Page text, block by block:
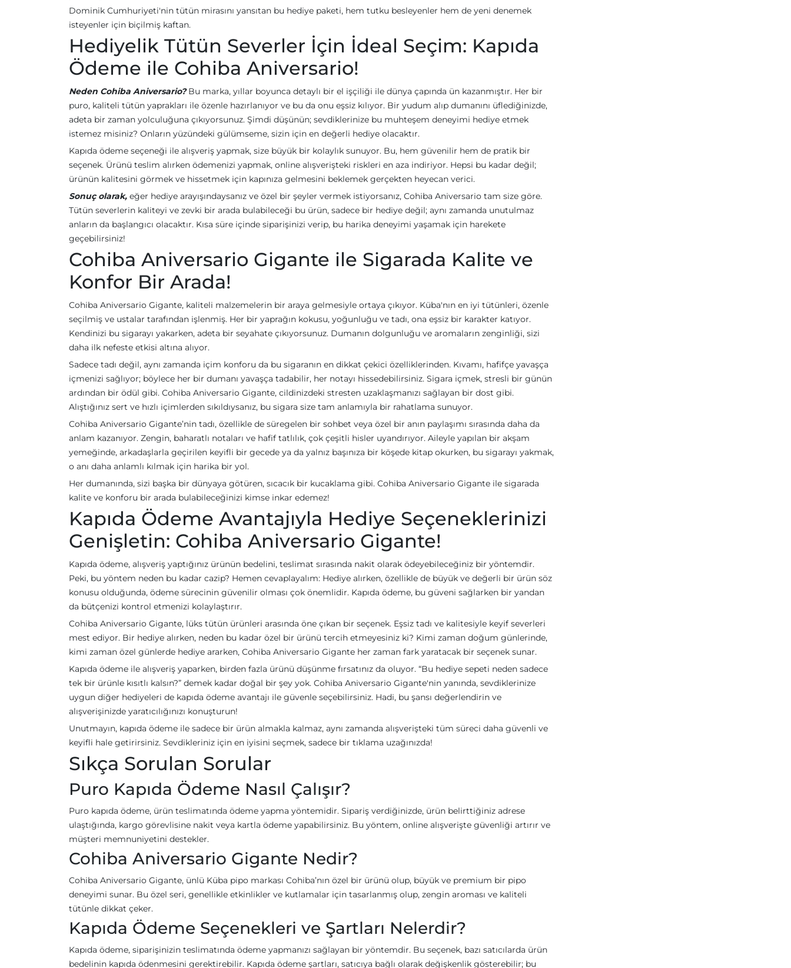
Dominik Cumhuriyeti'nin tütün mirasını yansıtan bu hediye paketi, hem tutku besleyenler hem de yeni denemek
isteyenler için biçilmiş kaftan.
Hediyelik Tütün Severler İçin İdeal Seçim: Kapıda
Ödeme ile Cohiba Aniversario!
Neden Cohiba Aniversario?Bu marka, yıllar boyunca detaylı bir el işçiliği ile dünya çapında ün kazanmıştır. Her bir
puro, kaliteli tütün yaprakları ile özenle hazırlanıyor ve bu da onu eşsiz kılıyor. Bir yudum alıp dumanını üflediğinizde,
adeta bir zaman yolculuğuna çıkıyorsunuz. Şimdi düşünün; sevdiklerinize bu muhteşem deneyimi hediye etmek
istemez misiniz? Onların yüzündeki gülümseme, sizin için en değerli hediye olacaktır.
Kapıda ödeme seçeneği ile alışveriş yapmak, size büyük bir kolaylık sunuyor. Bu, hem güvenilir hem de pratik bir
seçenek. Ürünü teslim alırken ödemenizi yapmak, online alışverişteki riskleri en aza indiriyor. Hepsi bu kadar değil;
ürünün kalitesini görmek ve hissetmek için kapınıza gelmesini beklemek gerçekten heyecan verici.
Sonuç olarak, eğer hediye arayışındaysanız ve özel bir şeyler vermek istiyorsanız, Cohiba Aniversario tam size göre.
Tütün severlerin kaliteyi ve zevki bir arada bulabileceği bu ürün, sadece bir hediye değil; aynı zamanda unutulmaz
anların da başlangıcı olacaktır. Kısa süre içinde siparişinizi verip, bu harika deneyimi yaşamak için harekete
geçebilirsiniz!
Cohiba Aniversario Gigante ile Sigarada Kalite ve
Konfor Bir Arada!
Cohiba Aniversario Gigante, kaliteli malzemelerin bir araya gelmesiyle ortaya çıkıyor. Küba'nın en iyi tütünleri, özenle
seçilmiş ve ustalar tarafından işlenmiş. Her bir yaprağın kokusu, yoğunluğu ve tadı, ona eşsiz bir karakter katıyor.
Kendinizi bu sigarayı yakarken, adeta bir seyahate çıkıyorsunuz. Dumanın dolgunluğu ve aromaların zenginliği, sizi
daha ilk nefeste etkisi altına alıyor.
Sadece tadı değil, aynı zamanda içim konforu da bu sigaranın en dikkat çekici özelliklerinden. Kıvamı, hafifçe yavaşça
içmenizi sağlıyor; böylece her bir dumanı yavaşça tadabilir, her notayı hissedebilirsiniz. Sigara içmek, stresli bir günün
ardından bir ödül gibi. Cohiba Aniversario Gigante, cildinizdeki stresten uzaklaşmanızı sağlayan bir dost gibi.
Alıştığınız sert ve hızlı içimlerden sıkıldıysanız, bu sigara size tam anlamıyla bir rahatlama sunuyor.
Cohiba Aniversario Gigante’nin tadı, özellikle de süregelen bir sohbet veya özel bir anın paylaşımı sırasında daha da
anlam kazanıyor. Zengin, baharatlı notaları ve hafif tatlılık, çok çeşitli hisler uyandırıyor. Aileyle yapılan bir akşam
yemeğinde, arkadaşlarla geçirilen keyifli bir gecede ya da yalnız başınıza bir köşede kitap okurken, bu sigarayı yakmak,
o anı daha anlamlı kılmak için harika bir yol.
Her dumanında, sizi başka bir dünyaya götüren, sıcacık bir kucaklama gibi. Cohiba Aniversario Gigante ile sigarada
kalite ve konforu bir arada bulabileceğinizi kimse inkar edemez!
Kapıda Ödeme Avantajıyla Hediye Seçeneklerinizi
Genişletin: Cohiba Aniversario Gigante!
Kapıda ödeme, alışveriş yaptığınız ürünün bedelini, teslimat sırasında nakit olarak ödeyebileceğiniz bir yöntemdir.
Peki, bu yöntem neden bu kadar cazip? Hemen cevaplayalım: Hediye alırken, özellikle de büyük ve değerli bir ürün söz
konusu olduğunda, ödeme sürecinin güvenilir olması çok önemlidir. Kapıda ödeme, bu güveni sağlarken bir yandan
da bütçenizi kontrol etmenizi kolaylaştırır.
Cohiba Aniversario Gigante, lüks tütün ürünleri arasında öne çıkan bir seçenek. Eşsiz tadı ve kalitesiyle keyif severleri
mest ediyor. Bir hediye alırken, neden bu kadar özel bir ürünü tercih etmeyesiniz ki? Kimi zaman doğum günlerinde,
kimi zaman özel günlerde hediye ararken, Cohiba Aniversario Gigante her zaman fark yaratacak bir seçenek sunar.
Kapıda ödeme ile alışveriş yaparken, birden fazla ürünü düşünme fırsatınız da oluyor. “Bu hediye sepeti neden sadece
tek bir ürünle kısıtlı kalsın?” demek kadar doğal bir şey yok. Cohiba Aniversario Gigante'nin yanında, sevdiklerinize
uygun diğer hediyeleri de kapıda ödeme avantajı ile güvenle seçebilirsiniz. Hadi, bu şansı değerlendirin ve
alışverişinizde yaratıcılığınızı konuşturun!
Unutmayın, kapıda ödeme ile sadece bir ürün almakla kalmaz, aynı zamanda alışverişteki tüm süreci daha güvenli ve
keyifli hale getirirsiniz. Sevdikleriniz için en iyisini seçmek, sadece bir tıklama uzağınızda!
Sıkça Sorulan Sorular
Puro Kapıda Ödeme Nasıl Çalışır?
Puro kapıda ödeme, ürün teslimatında ödeme yapma yöntemidir. Sipariş verdiğinizde, ürün belirttiğiniz adrese
ulaştığında, kargo görevlisine nakit veya kartla ödeme yapabilirsiniz. Bu yöntem, online alışverişte güvenliği artırır ve
müşteri memnuniyetini destekler.
Cohiba Aniversario Gigante Nedir?
Cohiba Aniversario Gigante, ünlü Küba pipo markası Cohiba’nın özel bir ürünü olup, büyük ve premium bir pipo
deneyimi sunar. Bu özel seri, genellikle etkinlikler ve kutlamalar için tasarlanmış olup, zengin aroması ve kaliteli
tütünle dikkat çeker.
Kapıda Ödeme Seçenekleri ve Şartları Nelerdir?
Kapıda ödeme, siparişinizin teslimatında ödeme yapmanızı sağlayan bir yöntemdir. Bu seçenek, bazı satıcılarda ürün
bedelinin kapıda ödenmesini gerektirebilir. Kapıda ödeme şartları, satıcıya bağlı olarak değişkenlik gösterebilir; bu